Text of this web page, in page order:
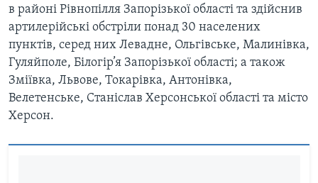
в районі Рівнопілля Запорізької області та здійснив
артилерійські обстріли понад 30 населених
пунктів, серед них Левадне, Ольгівське, Малинівка,
Гуляйполе, Білогір’я Запорізької області; а також
Зміївка, Львове, Токарівка, Антонівка,
Велетенське, Станіслав Херсонської області та місто
Херсон.